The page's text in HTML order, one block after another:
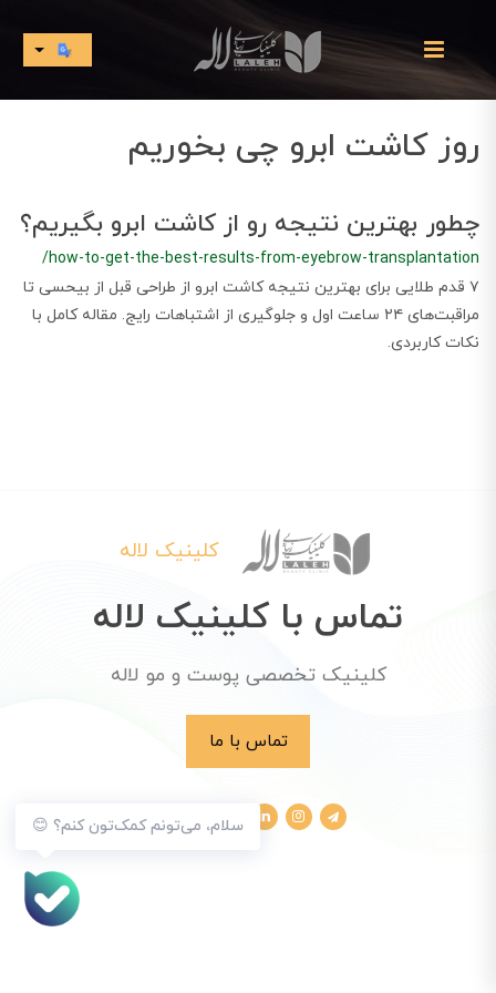
روز کاشت ابرو چی بخوریم
چطور بهترین نتیجه رو از کاشت ابرو بگیریم؟
/how-to-get-the-best-results-from-eyebrow-transplantation
۷ قدم طلایی برای بهترین نتیجه کاشت ابرو از طراحی قبل از بیحسی تا
مراقبت‌های ۲۴ ساعت اول و جلوگیری از اشتباهات رایج. مقاله کامل با
نکات کاربردی.
سلام، می‌تونم کمک‌تون کنم؟ 😊
کلینیک لاله
تماس با کلینیک لاله
کلینیک تخصصی پوست و مو لاله
تماس با ما